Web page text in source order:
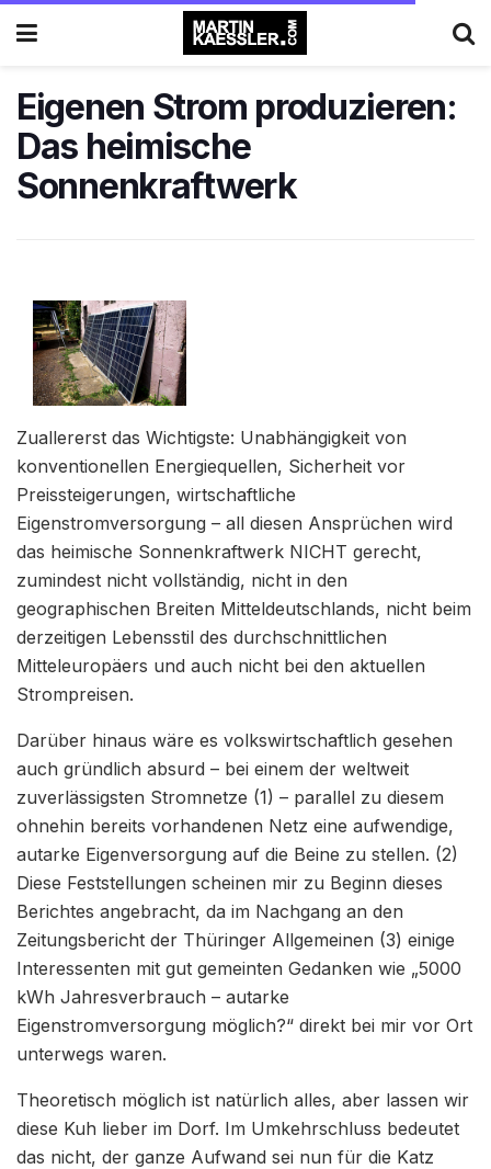
Eigenen Strom produzieren:
Das heimische
Sonnenkraftwerk
Zuallererst das Wichtigste: Unabhängigkeit von
konventionellen Energiequellen, Sicherheit vor
Preissteigerungen, wirtschaftliche
Eigenstromversorgung – all diesen Ansprüchen wird
das heimische Sonnenkraftwerk NICHT gerecht,
zumindest nicht vollständig, nicht in den
geographischen Breiten Mitteldeutschlands, nicht beim
derzeitigen Lebensstil des durchschnittlichen
Mitteleuropäers und auch nicht bei den aktuellen
Strompreisen.
Darüber hinaus wäre es volkswirtschaftlich gesehen
auch gründlich absurd – bei einem der weltweit
zuverlässigsten Stromnetze (1) – parallel zu diesem
ohnehin bereits vorhandenen Netz eine aufwendige,
autarke Eigenversorgung auf die Beine zu stellen. (2)
Diese Feststellungen scheinen mir zu Beginn dieses
Berichtes angebracht, da im Nachgang an den
Zeitungsbericht der Thüringer Allgemeinen (3) einige
Interessenten mit gut gemeinten Gedanken wie „5000
kWh Jahresverbrauch – autarke
Eigenstromversorgung möglich?“ direkt bei mir vor Ort
unterwegs waren.
Theoretisch möglich ist natürlich alles, aber lassen wir
diese Kuh lieber im Dorf. Im Umkehrschluss bedeutet
das nicht, der ganze Aufwand sei nun für die Katz